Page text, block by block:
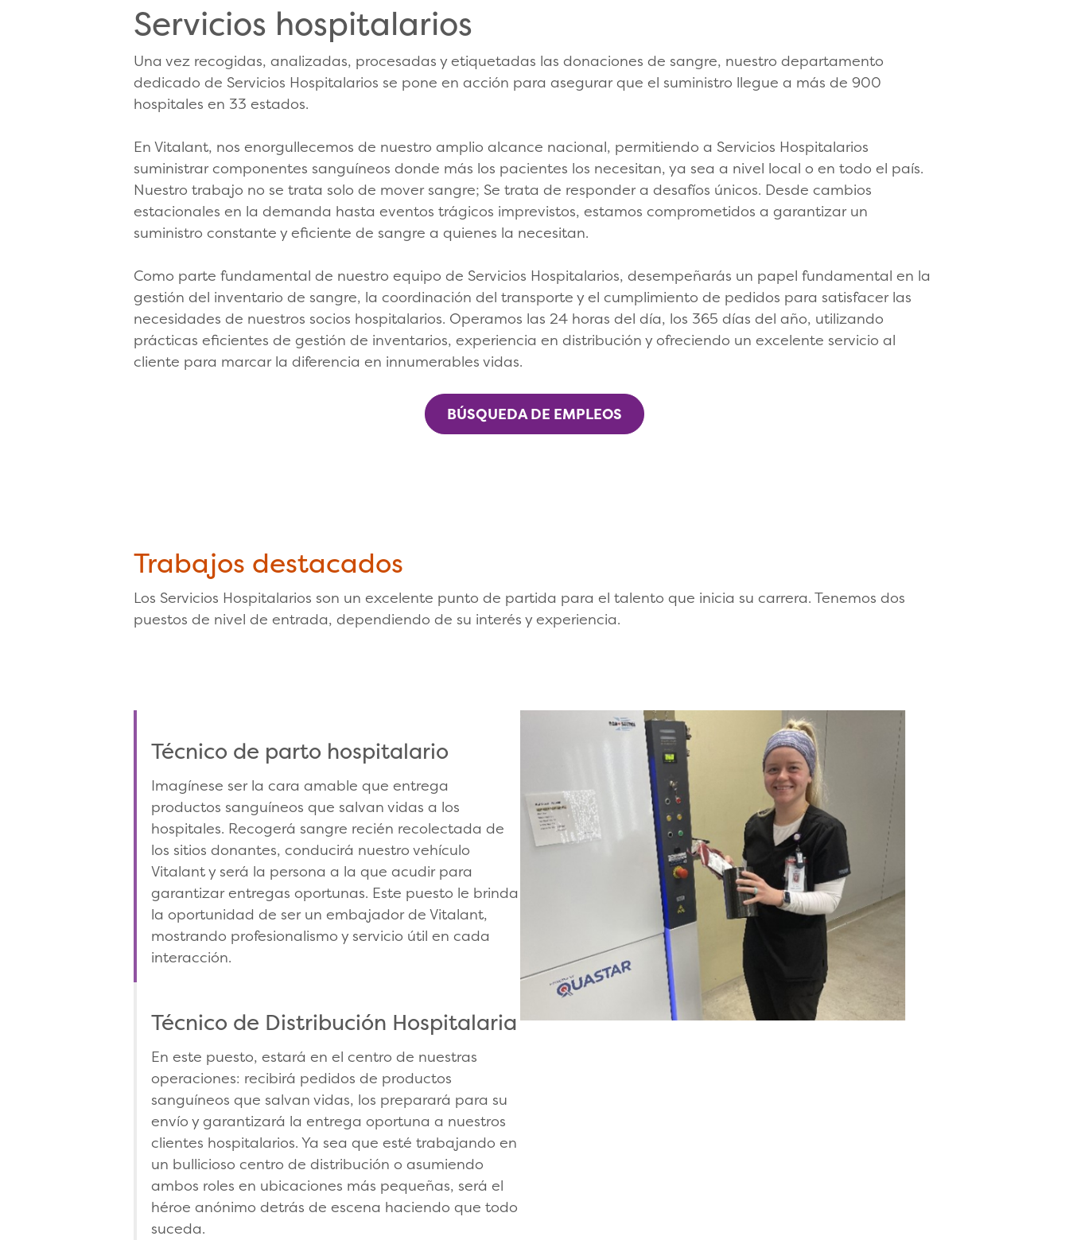
Servicios hospitalarios
Una vez recogidas, analizadas, procesadas y etiquetadas las donaciones de sangre, nuestro departamento
dedicado de Servicios Hospitalarios se pone en acción para asegurar que el suministro llegue a más de 900
hospitales en 33 estados.
En Vitalant, nos enorgullecemos de nuestro amplio alcance nacional, permitiendo a Servicios Hospitalarios
suministrar componentes sanguíneos donde más los pacientes los necesitan, ya sea a nivel local o en todo el país.
Nuestro trabajo no se trata solo de mover sangre; Se trata de responder a desafíos únicos. Desde cambios
estacionales en la demanda hasta eventos trágicos imprevistos, estamos comprometidos a garantizar un
suministro constante y eficiente de sangre a quienes la necesitan.
Como parte fundamental de nuestro equipo de Servicios Hospitalarios, desempeñarás un papel fundamental en la
gestión del inventario de sangre, la coordinación del transporte y el cumplimiento de pedidos para satisfacer las
necesidades de nuestros socios hospitalarios. Operamos las 24 horas del día, los 365 días del año, utilizando
prácticas eficientes de gestión de inventarios, experiencia en distribución y ofreciendo un excelente servicio al
cliente para marcar la diferencia en innumerables vidas.
BÚSQUEDA DE EMPLEOS
Trabajos destacados
Los Servicios Hospitalarios son un excelente punto de partida para el talento que inicia su carrera. Tenemos dos
puestos de nivel de entrada, dependiendo de su interés y experiencia.
Técnico de parto hospitalario
Imagínese ser la cara amable que entrega
productos sanguíneos que salvan vidas a los
hospitales. Recogerá sangre recién recolectada de
los sitios donantes, conducirá nuestro vehículo
Vitalant y será la persona a la que acudir para
garantizar entregas oportunas. Este puesto le brinda
la oportunidad de ser un embajador de Vitalant,
mostrando profesionalismo y servicio útil en cada
interacción.
Técnico de Distribución Hospitalaria
En este puesto, estará en el centro de nuestras
operaciones: recibirá pedidos de productos
sanguíneos que salvan vidas, los preparará para su
envío y garantizará la entrega oportuna a nuestros
clientes hospitalarios. Ya sea que esté trabajando en
un bullicioso centro de distribución o asumiendo
ambos roles en ubicaciones más pequeñas, será el
héroe anónimo detrás de escena haciendo que todo
suceda.